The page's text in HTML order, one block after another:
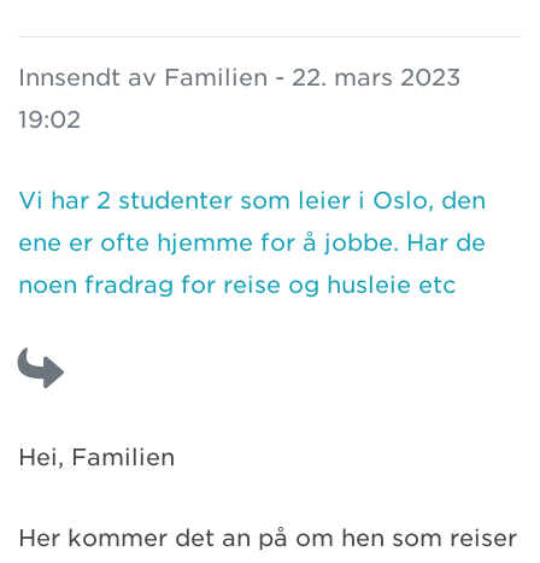
Innsendt av Familien - 22. mars 2023
19:02
Vi har 2 studenter som leier i Oslo, den
ene er ofte hjemme for å jobbe. Har de
noen fradrag for reise og husleie etc
Hei, Familien
Her kommer det an på om hen som reiser